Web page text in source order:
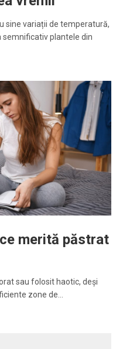
sine variații de temperatură,
plantele din
merită păstrat
sau folosit haotic, deși
zone de…